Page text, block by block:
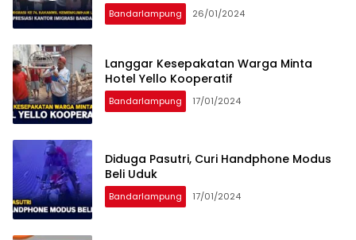
Bandarlampung 26/01/2024
Langgar Kesepakatan Warga Minta
Hotel Yello Kooperatif
Bandarlampung 17/01/2024
Diduga Pasutri, Curi Handphone Modus
Beli Uduk
Bandarlampung 17/01/2024